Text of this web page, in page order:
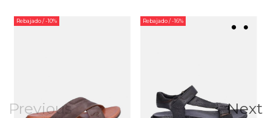
Previous
Rebajado/ -10% Rebajado/ -16%
Next